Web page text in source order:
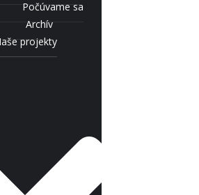
Počúvame sa
Archív
projekty